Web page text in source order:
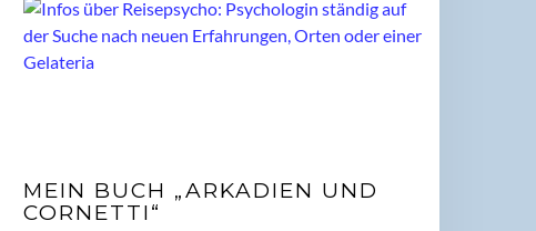
MEIN BUCH „ARKADIEN UND
CORNETTI“